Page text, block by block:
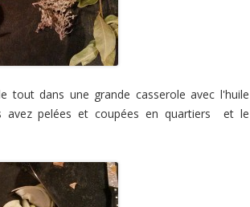
tout dans une grande casserole avec l'huile
avez pelées et coupées en quartiers et le